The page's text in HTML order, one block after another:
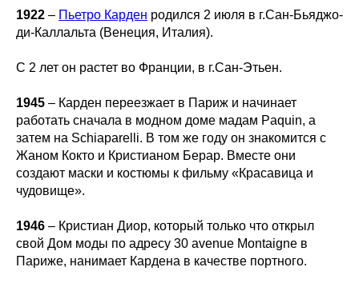
1922 – Пьетро Карден родился 2 июля в г.Сан-Бьяджо-
ди-Каллальта (Венеция, Италия).
С 2 лет он растет во Франции, в г.Сан-Этьен.
1945 – Карден переезжает в Париж и начинает
работать сначала в модном доме мадам Paquin, а
затем на Schiaparelli. В том же году он знакомится с
Жаном Кокто и Кристианом Берар. Вместе они
создают маски и костюмы к фильму «Красавица и
чудовище».
1946 – Кристиан Диор, который только что открыл
свой Дом моды по адресу 30 avenue Montaigne в
Париже, нанимает Кардена в качестве портного.